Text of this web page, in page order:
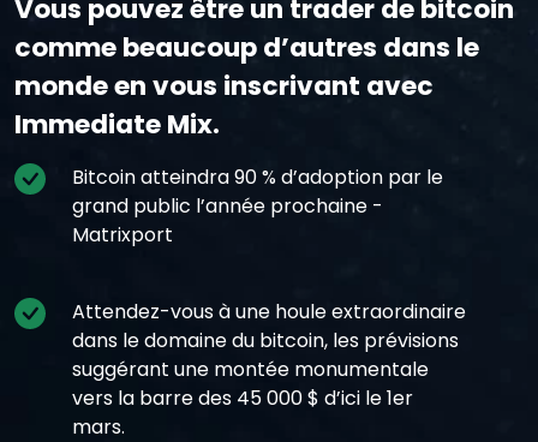
Vous pouvez être un trader de bitcoin
comme beaucoup d’autres dans le
monde en vous inscrivant avec
Immediate Mix.
Bitcoin atteindra 90 % d’adoption par le
grand public l’année prochaine -
Matrixport
Attendez-vous à une houle extraordinaire
dans le domaine du bitcoin, les prévisions
suggérant une montée monumentale
vers la barre des 45 000 $ d’ici le 1er
mars.